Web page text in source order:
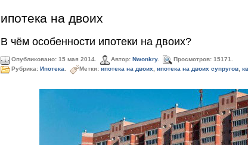
ипотека на двоих
В чём особенности ипотеки на двоих?
Опубликовано: 15 мая 2014. Автор: Nwonkry.
Просмотров: 15171.
Рубрика: Ипотека Метки: ипотека на двоих ипотека на двоих супругов,